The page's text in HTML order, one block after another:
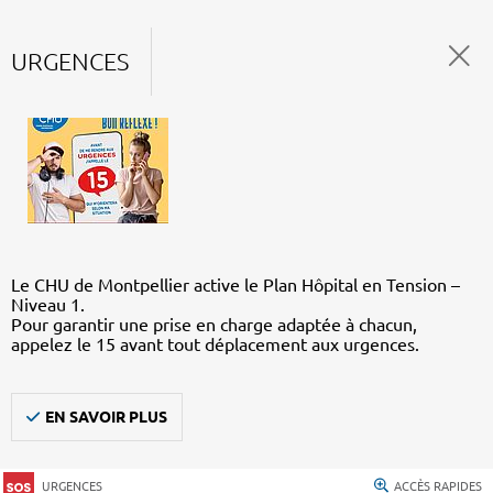
URGENCES
Le CHU de Montpellier active le Plan Hôpital en Tension –
Niveau 1.
Pour garantir une prise en charge adaptée à chacun,
appelez le 15 avant tout déplacement aux urgences.
EN SAVOIR PLUS
URGENCES ACCÈS RAPIDES